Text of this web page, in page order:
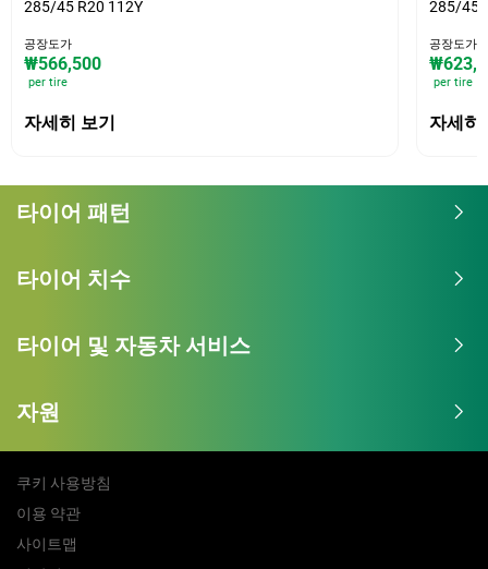
285/45 R20 112Y
공장도가
₩566,500
per tire
자세히 보기
285/45
공장도가
per tire
자세히
타이어 패턴
타이어 치수
타이어 및 자동차 서비스
자원
쿠키 사용방침
이용 약관
사이트맵